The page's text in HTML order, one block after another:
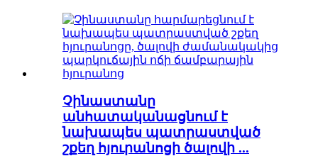
Չինաստանը
անհատականացնում է
նախապես պատրաստված
շքեղ հյուրանոցի ծալովի ...